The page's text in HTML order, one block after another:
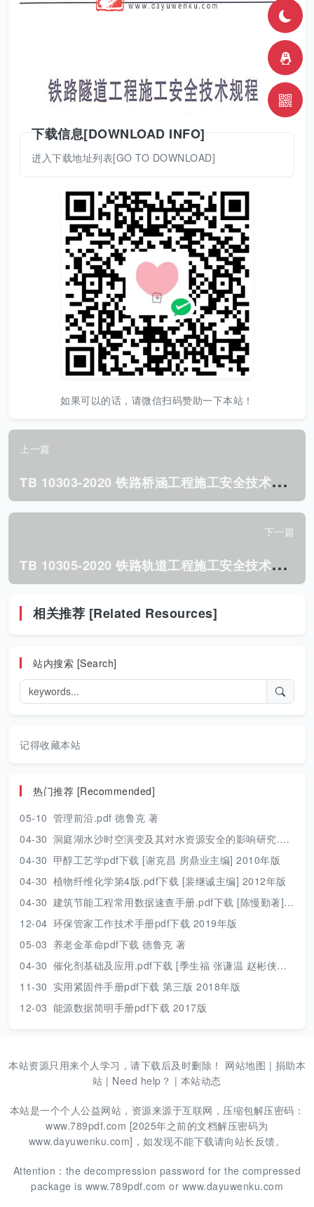
下载信息[DOWNLOAD INFO]
进入下载地址列表[GO TO DOWNLOAD]
如果可以的话，请微信扫码赞助一下本站！
上一篇
T
B 10303-2020 铁路桥涵工程施工安全技术规程.pdf
下一篇
T
B 10305-2020 铁路轨道工程施工安全技术规程.pdf
相关推荐 [Related Resources]
站内搜索 [Search]
记得收藏本站
热门推荐 [Recommended]
05-10 管理前沿.pdf 德鲁克 著
04-30 洞庭湖水沙时空演变及其对水资源安全的影响研究.pdf 胡光伟 著 2017年版
04-30 甲醇工艺学pdf下载 [谢克昌 房鼎业主编] 2010年版
04-30 植物纤维化学第4版.pdf下载 [裴继诚主编] 2012年版
04-30 建筑节能工程常用数据速查手册.pdf下载 [陈慢勤著] 2010年版
12-04 环保管家工作技术手册pdf下载 2019年版
05-03 养老金革命pdf下载 德鲁克 著
04-30 催化剂基础及应用.pdf下载 [季生福 张谦温 赵彬侠编] 2011年版
11-30 实用紧固件手册pdf下载 第三版 2018年版
12-03 能源数据简明手册pdf下载 2017版
本站资源只用来个人学习，请下载后及时删除！ 网站地图 | 捐助本
站 | Need help？ | 本站动态
本站是一个个人公益网站，资源来源于互联网，压缩包解压密码：
www.789pdf.com [2025年之前的文档解压密码为
www.dayuwenku.com]，如发现不能下载请向站长反馈。
Attention：the decompression password for the compressed
package is www.789pdf.com or www.dayuwenku.com